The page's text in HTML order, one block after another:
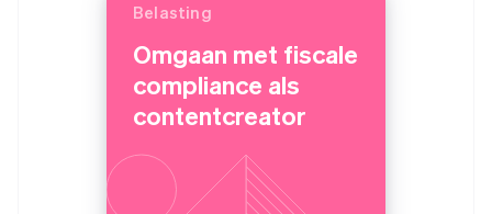
Belasting
Omgaan met fiscale
compliance als
contentcreator
Luxemburg
Deutsch
简体中文
Mexico
Español
Nederland